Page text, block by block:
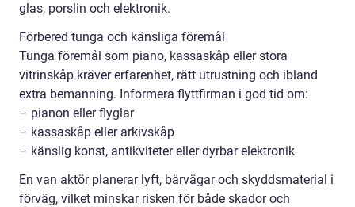
glas, porslin och elektronik.
Förbered tunga och känsliga föremål
Tunga föremål som piano, kassaskåp eller stora
vitrinskåp kräver erfarenhet, rätt utrustning och ibland
extra bemanning. Informera flyttfirman i god tid om:
– pianon eller flyglar
– kassaskåp eller arkivskåp
– känslig konst, antikviteter eller dyrbar elektronik
En van aktör planerar lyft, bärvägar och skyddsmaterial i
förväg, vilket minskar risken för både skador och